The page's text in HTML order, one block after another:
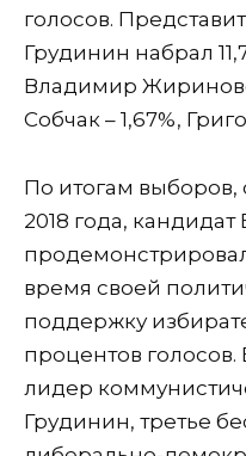
голосов.
Грудинин набрал
Владимир
Собчак – 1,67%,
По итогам выборов,
2018 года,
время своей
поддержку
процентов голосов.
лидер
Грудинин, третье